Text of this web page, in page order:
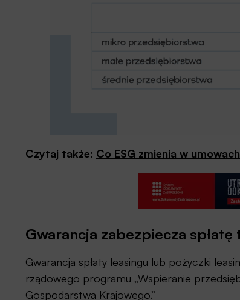
Czytaj także: Co ESG zmienia w
Gwarancja zabezpiecza
Gwarancja spłaty leasingu lub pożyczki
rządowego programu „Wspieranie
Gospodarstwa Krajowego.”